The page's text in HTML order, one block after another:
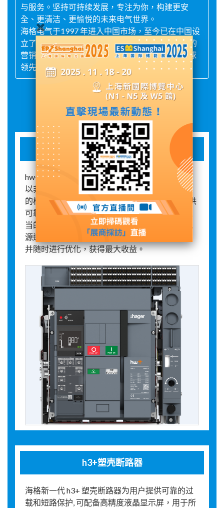
与服务。坚持可持续发展，专注为你，构建更安
全、更清洁、更愉悦的未来电气世界。
海格电气于1997 年进入中国市场，至今已在中国设
立了3 家工厂和32 个销售办事处，通过覆盖全国的
营销网络及高资质合作伙伴，为中国客户提供全球
领先的解决方案和高效服务。
展品詳情
hw+空气断路器
hw+系列空气断路器结构紧凑，模块化设计，可
以非常便捷地安装到低压开关柜中。作为开关柜
的核心部件，HW+系列空气断路器不仅可以提供
可靠的过载、短路等多种保护功能，而且通过适
当的模块扩展，可实现整个系统的集成监控和能
源透明度。借此您可充分挖掘电气系统的潜力，
并随时进行优化，获得最大收益。
h3+塑壳断路器
海格新一代 h3+ 塑壳断路器为用户提供可靠的过
载和短路保护, 可配备高精度液晶显示屏，用于所